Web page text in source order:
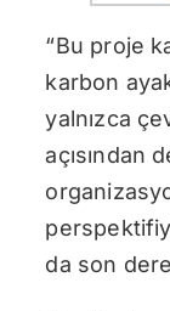
“Bu proje
karbon
yalnızca
açısından
da son